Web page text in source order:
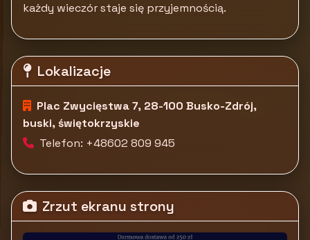
każdy wieczór staje się przyjemnością.
Lokalizacje
Plac Zwycięstwa 7, 28-100 Busko-Zdrój,
buski, świętokrzyskie
Telefon: +48602 809 945
Zrzut ekranu strony